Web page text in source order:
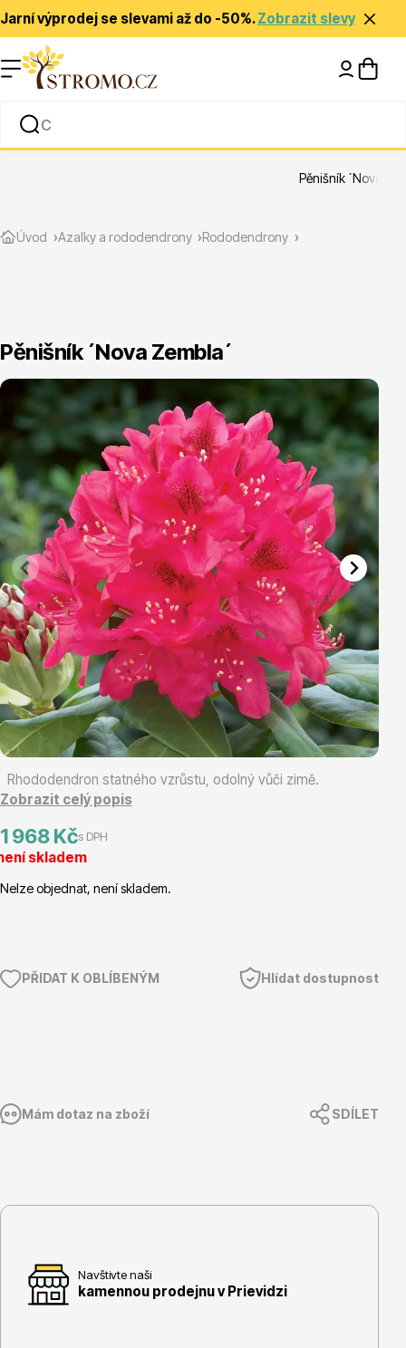
Jarní výprodej se slevami až do -50%.Zobrazit slevy
Rady a tipy
Zlevněné
Jehličnany
Vřesovištní rostliny
Vánoční stromky v květináčích a řezané
Magnólie
Úvod Azalky a rododendrony Rododendrony
Pěnišník ´Nova
Pěnišník ´Nova Zembla´
Rhododendron statného vzrůstu, odolný vůči zimě.
Zobrazit celý popis
1 968 Kčs DPH
skladem
Nelze objednat, není skladem.
PŘIDAT K OBLÍBENÝM Hlídat dostupnost
Mám dotaz na zboží SDÍLET
Navštivte naši
kamennou prodejnu v Prievidzi